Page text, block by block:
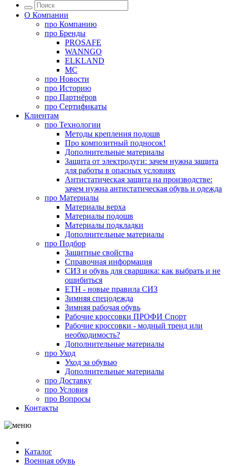
О Компании
про Компанию
про Бренды
PROSAFE
WANNGO
ELKLAND
MC
про Новости
про Историю
про Партнёров
про Сертификаты
Клиентам
про Технологии
Методы крепления подошв
Про композитный подносок!
Дополнительные материалы
Защита от электродуги: зачем нужна защита
для работы в опасных условиях
Антистатическая защита на производстве:
зачем нужна антистатическая обувь и одежда
про Материалы
Материалы верха
Материалы подошв
Материалы подкладки
Дополнительные материалы
про Подбор
Защитные свойства
Справочная информация
СИЗ и обувь для сварщика: как выбрать и не
ошибиться
ЕТН - новые правила СИЗ
Зимняя спецодежда
Зимняя рабочая обувь
Рабочие кроссовки ПРОФИ Спорт
Рабочие кроссовки - модный тренд или
необходимость?
Дополнительные материалы
про Уход
Уход за обувью
Дополнительные материалы
про Доставку
про Условия
про Вопросы
Контакты
Каталог
Военная обувь